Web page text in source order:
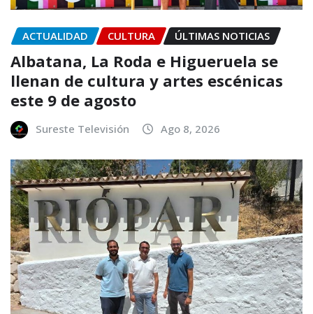
ACTUALIDAD CULTURA ÚLTIMAS NOTICIAS
Albatana, La Roda e Higueruela se
llenan de cultura y artes escénicas
este 9 de agosto
Sureste Televisión Ago 8, 2026